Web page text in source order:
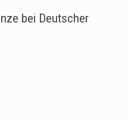
bei Deutscher